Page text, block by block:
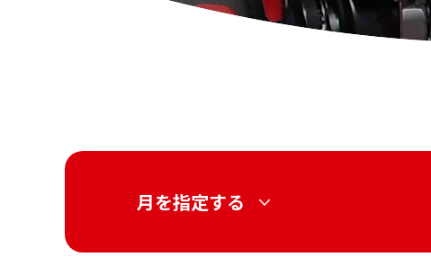
月を指定する